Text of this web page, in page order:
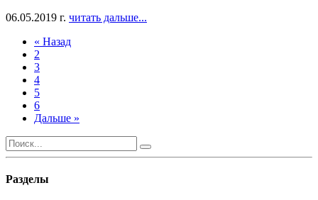
06.05.2019 г. читать дальше...
« Назад
2
3
4
5
6
Дальше »
Разделы